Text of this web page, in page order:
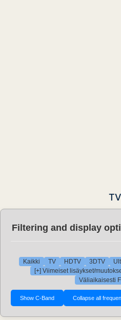
TV
Filtering and display
Kaikki TV HDTV 3DTV
[+] Viimeiset lisäykset/
Väliaikaisesti